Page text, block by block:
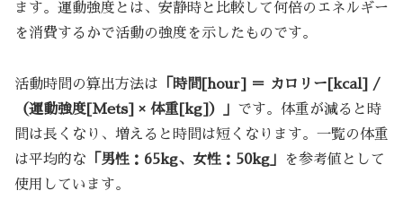
ます。運動強度とは、安静時と比較して何倍のエネルギー
を消費するかで活動の強度を示したものです。
活動時間の算出方法は 「時間[hour] ＝ カロリー[kcal] /
（運動強度[Mets] × 体重[kg]）」 です。体重が減ると時
間は長くなり、増えると時間は短くなります。一覧の体重
は平均的な 「男性：65kg、女性：50kg」
を参考値として
使用しています。